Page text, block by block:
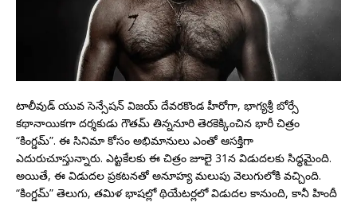
టాలీవుడ్ యువ సెన్సేషన్ విజయ్ దేవరకొండ హీరోగా, భాగ్యశ్రీ బోర్సే
కథానాయికగా దర్శకుడు గౌతమ్ తిన్ననూరి తెరకెక్కించిన భారీ చిత్రం
“కింగ్డమ్”. ఈ సినిమా కోసం అభిమానులు ఎంతో ఆసక్తిగా
ఎదురుచూస్తున్నారు. ఎట్టకేలకు ఈ చిత్రం జూలై 31న విడుదలకు సిద్ధమైంది.
అయితే, ఈ విడుదల ప్రకటనతో అనూహ్య మలుపు వెలుగులోకి వచ్చింది.
“కింగ్డమ్” తెలుగు, తమిళ భాషల్లో థియేటర్లలో విడుదల కానుంది, కానీ హిందీ